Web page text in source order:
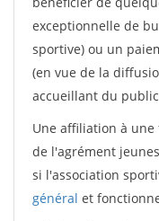
exceptionnelle de
sportive) ou un
(en vue de la
accueillant du
Une affiliation à
de l'agrément
si l'association
général et